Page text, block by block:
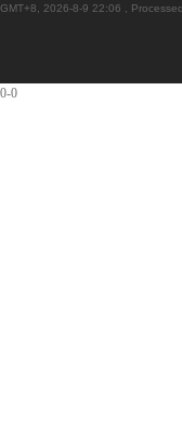
膜,
GMT+8, 2026-8-9 22:06 ,
0-0